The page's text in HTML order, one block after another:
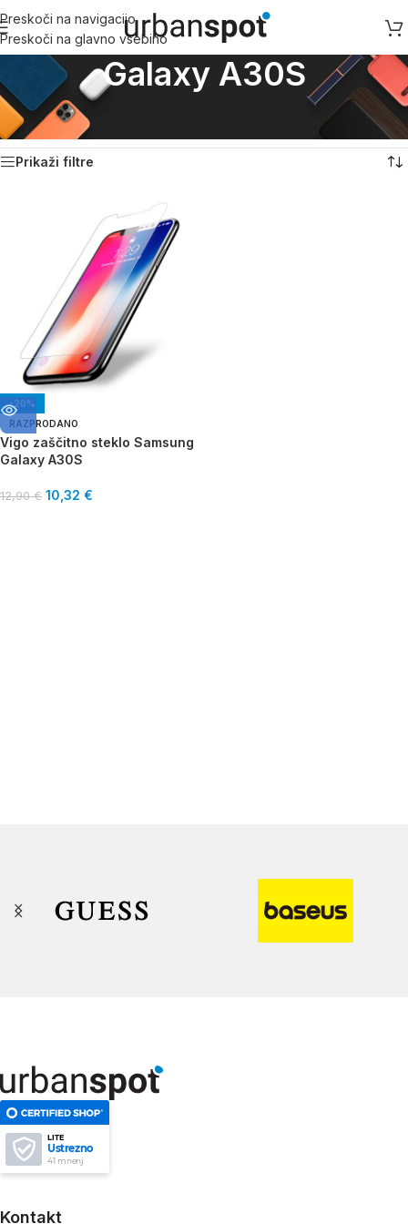
Preskoči na navigacijo
Preskoči na glavno vsebino
Galaxy A30S
Domov/ Samsung
Galaxy A30S
Prikaz rezultata
Prikaži filtre
-20%
RAZPRODANO
Vigo zaščitno steklo Samsung
Galaxy A30S
12,90€ 10,32 €
LITE
Ustrezno
41 mnenj
Kontakt